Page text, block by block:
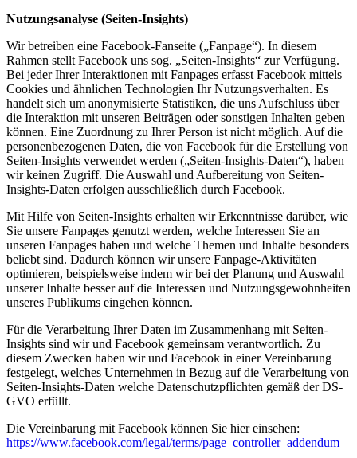
Nutzungsanalyse (Seiten-Insights)
Wir betreiben eine Facebook-Fanseite („Fanpage“). In diesem
Rahmen stellt Facebook uns sog. „Seiten-Insights“ zur Verfügung.
Bei jeder Ihrer Interaktionen mit Fanpages erfasst Facebook mittels
Cookies und ähnlichen Technologien Ihr Nutzungsverhalten. Es
handelt sich um anonymisierte Statistiken, die uns Aufschluss über
die Interaktion mit unseren Beiträgen oder sonstigen Inhalten geben
können. Eine Zuordnung zu Ihrer Person ist nicht möglich. Auf die
personenbezogenen Daten, die von Facebook für die Erstellung von
Seiten-Insights verwendet werden („Seiten-Insights-Daten“), haben
wir keinen Zugriff. Die Auswahl und Aufbereitung von Seiten-
Insights-Daten erfolgen ausschließlich durch Facebook.
Mit Hilfe von Seiten-Insights erhalten wir Erkenntnisse darüber, wie
Sie unsere Fanpages genutzt werden, welche Interessen Sie an
unseren Fanpages haben und welche Themen und Inhalte besonders
beliebt sind. Dadurch können wir unsere Fanpage-Aktivitäten
optimieren, beispielsweise indem wir bei der Planung und Auswahl
unserer Inhalte besser auf die Interessen und Nutzungsgewohnheiten
unseres Publikums eingehen können.
Für die Verarbeitung Ihrer Daten im Zusammenhang mit Seiten-
Insights sind wir und Facebook gemeinsam verantwortlich. Zu
diesem Zwecken haben wir und Facebook in einer Vereinbarung
festgelegt, welches Unternehmen in Bezug auf die Verarbeitung von
Seiten-Insights-Daten welche Datenschutzpflichten gemäß der DS-
GVO erfüllt.
Die Vereinbarung mit Facebook können Sie hier einsehen:
https://www.facebook.com/legal/terms/page_controller_addendum